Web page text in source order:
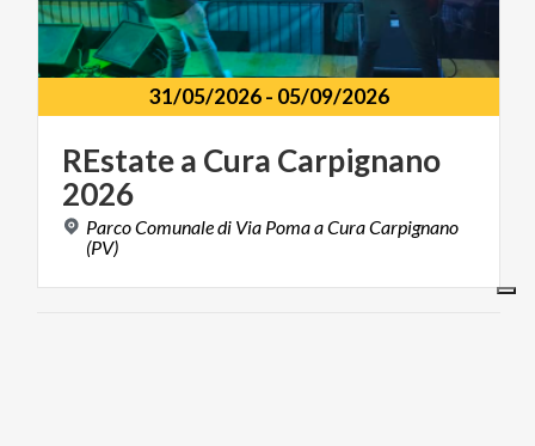
31/05/2026- 05/09/2026
REstatea Cura Carpignano
2026
Parco Comunale di Via Poma a Cura Carpignano
(PV)